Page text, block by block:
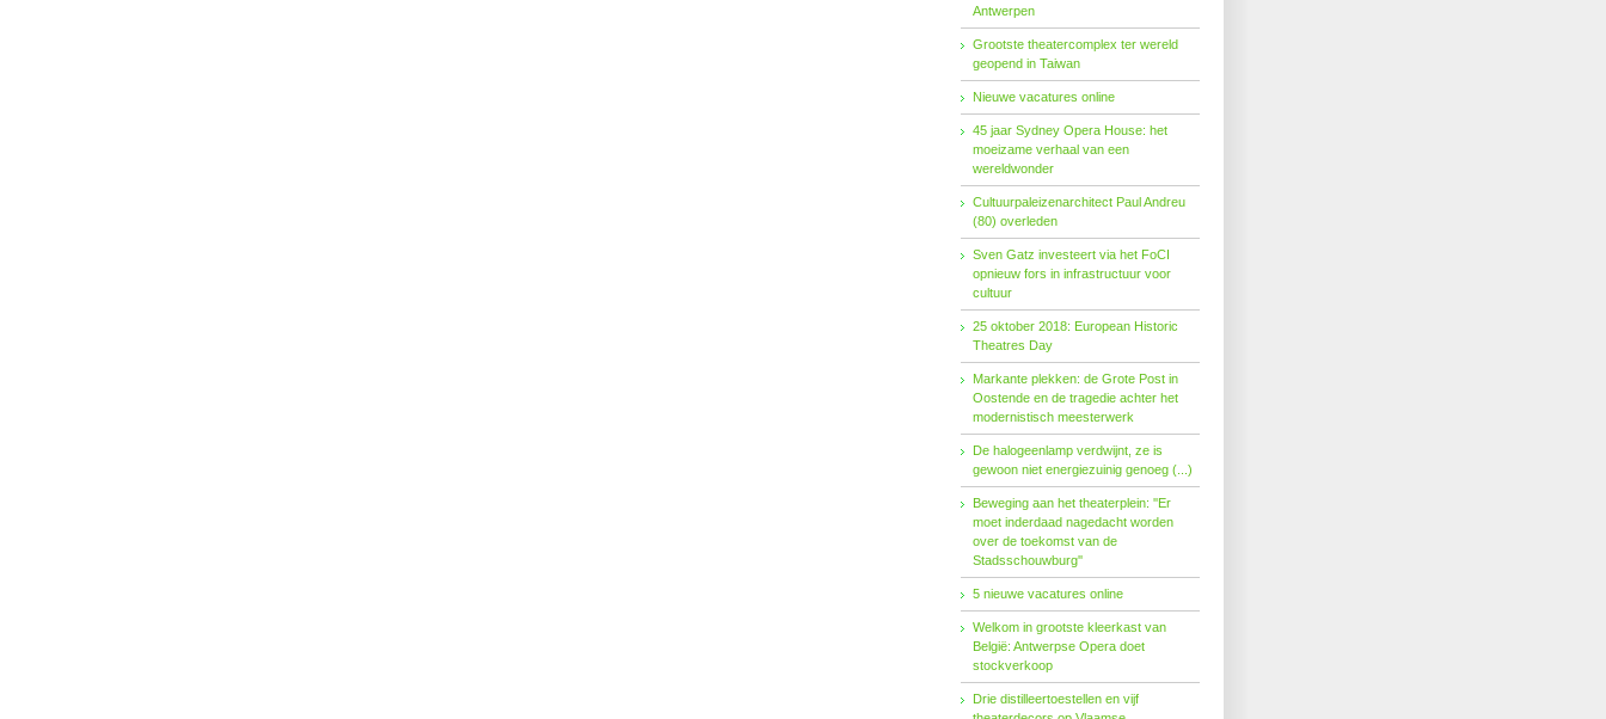
Antwerpen
Grootste theatercomplex ter wereld
geopend in Taiwan
Nieuwe vacatures online
45 jaar Sydney Opera House: het
moeizame verhaal van een
wereldwonder
Cultuurpaleizenarchitect Paul Andreu
(80) overleden
Sven Gatz investeert via het FoCI
opnieuw fors in infrastructuur voor
cultuur
25 oktober 2018: European Historic
Theatres Day
Markante plekken: de Grote Post in
Oostende en de tragedie achter het
modernistisch meesterwerk
De halogeenlamp verdwijnt, ze is
gewoon niet energiezuinig genoeg (...)
Beweging aan het theaterplein: ''Er
moet inderdaad nagedacht worden
over de toekomst van de
Stadsschouwburg''
5 nieuwe vacatures online
Welkom in grootste kleerkast van
België: Antwerpse Opera doet
stockverkoop
Drie distilleertoestellen en vijf